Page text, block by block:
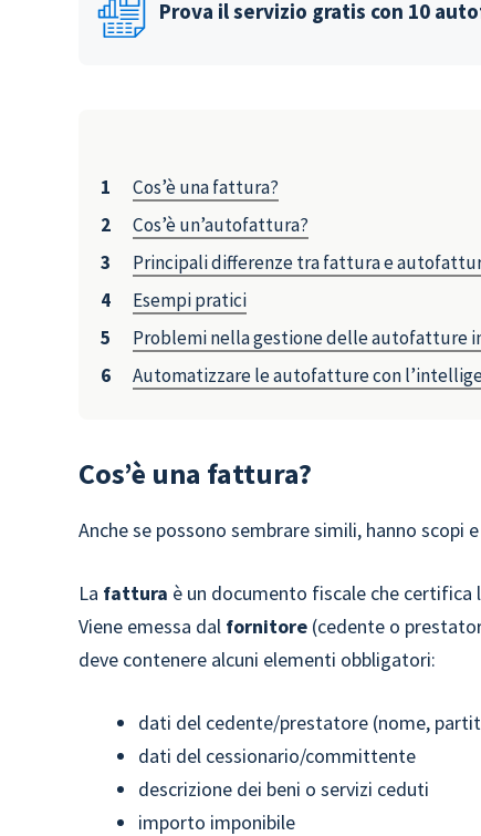
Prova il servizio gratis con 10
Cos’è una fattura?
Cos’è un’autofattura?
Principali differenze tra fattura e
Esempi pratici
Problemi nella gestione delle autofatture
Automatizzare le autofatture con
Cos’è una fattura?
Anche se possono sembrare simili, hanno
La fattura è un documento fiscale che
Viene emessa dal fornitore (cedente o
deve contenere alcuni elementi obbligatori:
dati del cedente/prestatore (nome,
dati del cessionario/committente
descrizione dei beni o servizi ceduti
importo imponibile